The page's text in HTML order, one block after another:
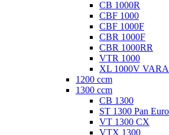
CB 1000R
CBF 1000
CBF 1000F
CBR 1000F
CBR 1000RR
VTR 1000
XL 1000V
1200 ccm
1300 ccm
CB 1300
ST 1300 Pan
VT 1300 CX
VTX 1300